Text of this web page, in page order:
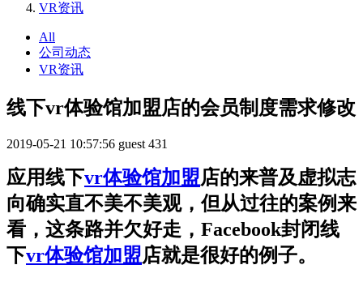
VR资讯
All
公司动态
VR资讯
线下vr体验馆加盟店的会员制度需求修改
2019-05-21 10:57:56 guest 431
应用线下vr体验馆加盟店的来普及虚拟志
向确实直不美不美观，但从过往的案例来
看，这条路并欠好走，Facebook封闭线
下vr体验馆加盟店就是很好的例子。